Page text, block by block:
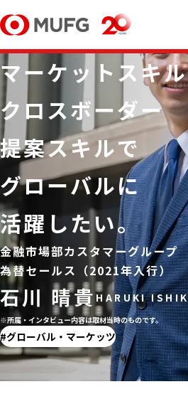
石川 晴貴
金融市場部カスタマーグルー
為替セールス（2021年入行）
マーケットスキ
クロスボーダー
提案スキルで
グローバルに
活躍したい。
※所属・インタビュー内容は取材当時のものです。
グローバル・マーケッツ